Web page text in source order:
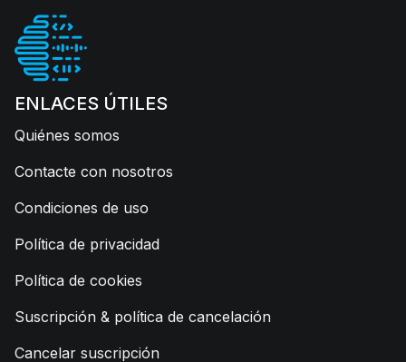
ENLACES ÚTILES
Quiénes somos
Contacte con nosotros
Condiciones de uso
Política de privacidad
Política de cookies
Suscripción & política de cancelación
Cancelar suscripción